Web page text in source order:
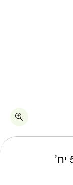
מגבונים לניקוי כללי בריח לימון 50 יח’